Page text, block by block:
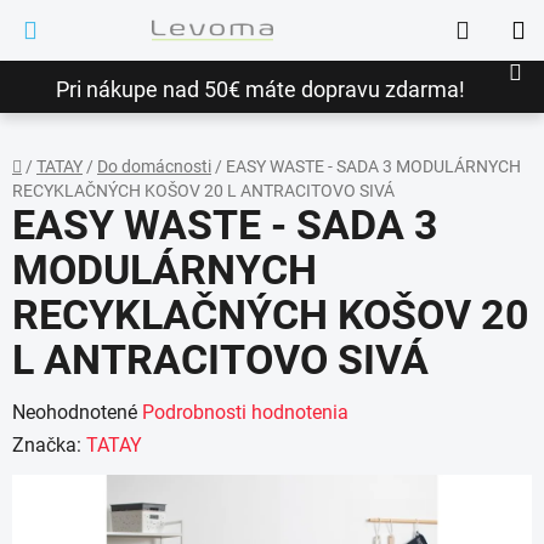
obsah
Pri nákupe nad 50€ máte dopravu zdarma!
Hľadať
Domov
/ TATAY/ Do domácnosti/ EASY WASTE - SADA 3 MODULÁRNYCH
RECYKLAČNÝCH KOŠOV 20 L ANTRACITOVO SIVÁ
EASY WASTE - SADA 3
MODULÁRNYCH
RECYKLAČNÝCH KOŠOV 20
L ANTRACITOVO SIVÁ
Priemerné
hodnotenie
Neohodnotené Podrobnosti hodnotenia
Značka: TATAY